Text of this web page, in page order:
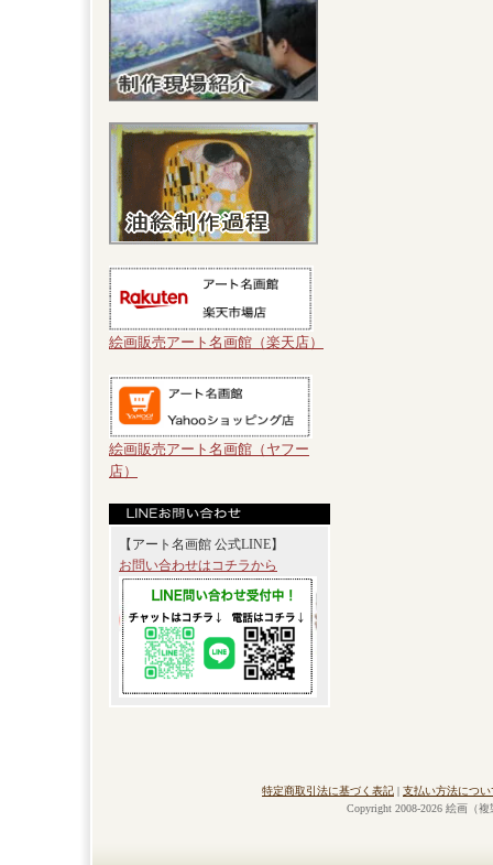
絵画販売アート名画館（楽天店）
絵画販売アート名画館（ヤフー
店）
【アート名画館 公式LINE】
お問い合わせはコチラから
特定商取引法に基づく表記 | 支払い方法につい
Copyright 2008-2026 絵画（